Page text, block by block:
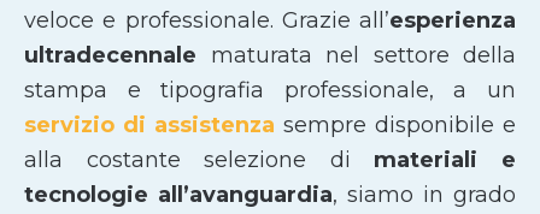
veloce e professionale. Grazie all’esperienza
ultradecennale maturata nel settore della
stampa e tipografia professionale, a un
servizio di assistenza sempre disponibile e
alla costante selezione di materiali e
tecnologie all’avanguardia, siamo in grado